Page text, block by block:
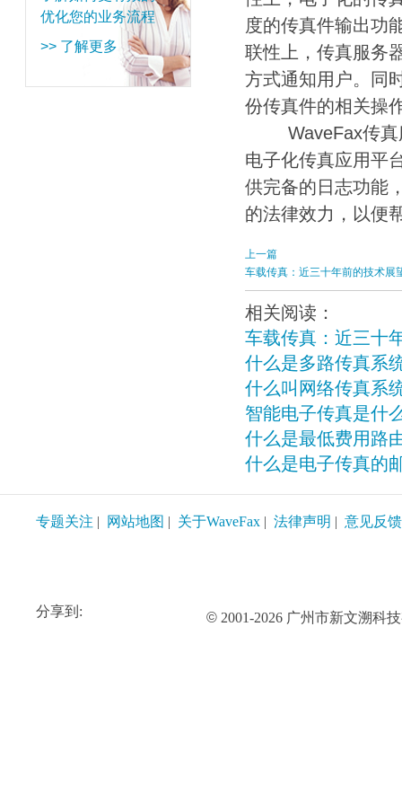
优化您的业务流程
>> 了解更多
度的传真件输出功
联性上，传真服务
方式通知用户。同
份传真件的相关操
WaveFax传真服
电子化传真应用平
供完备的日志功能
的法律效力，以便
上一篇
车载传真：近三十年前的技术展
相关阅读：
车载传真：近三十
什么是多路传真系
什么叫网络传真系
智能电子传真是什
什么是最低费用路
什么是电子传真的
专题关注 | 网站地图 | 关于WaveFax | 法律声明 | 意见反馈
分享到: © 2001-2026 广州市新文溯科